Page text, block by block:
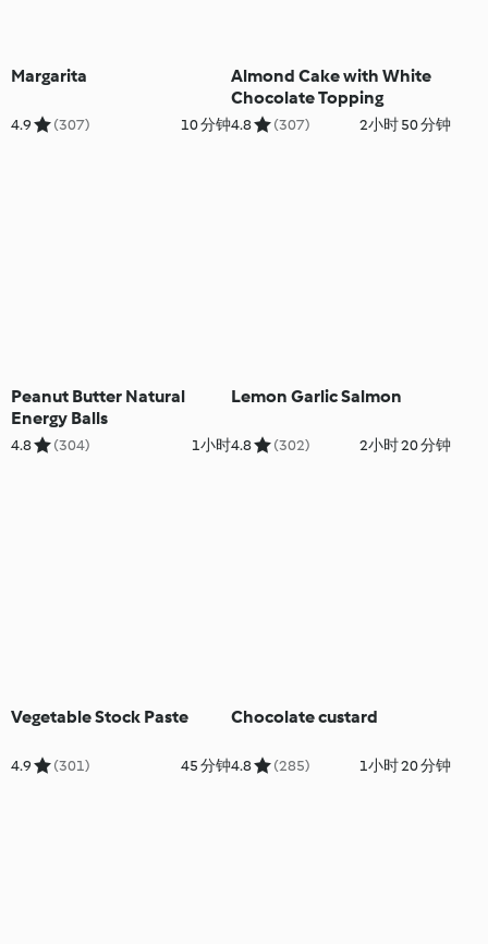
Margarita
4.9 (307) 10 分钟
Almond Cake with White
Chocolate Topping
4.8 (307) 2小时 50 分钟
Peanut Butter Natural
Energy Balls
4.8 (304) 1小时
Lemon Garlic Salmon
4.8 (302) 2小时 20 分钟
Vegetable Stock Paste
4.9 (301) 45 分钟
Chocolate custard
4.8 (285) 1小时 20 分钟